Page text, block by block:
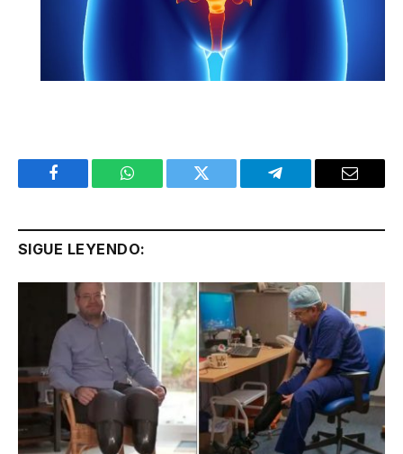
Facebook WhatsApp Twitter Telegram Email
SIGUE LEYENDO: